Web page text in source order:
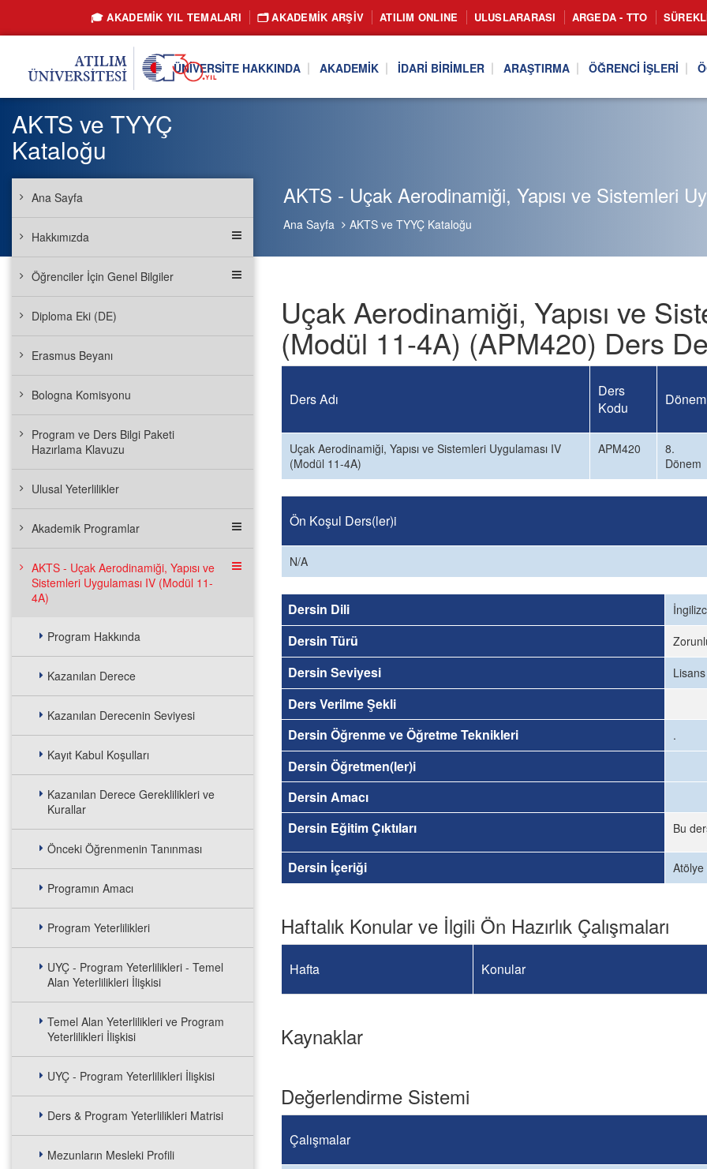
🎓 AKADEMİK YIL TEMALARI 🗂️ AKADEMIK ARŞIV ATILIM ONLINE ULUSLARARASI ARGEDA - TTO
ÜNIVERSITE HAKKINDA AKADEMIK İDARI BIRIMLER ARAŞTIRMA ÖĞRENCI İŞLERI
AKTS - Uçak Aerodinamiği, Yapısı ve Sistemleri
Ana Sayfa AKTS ve TYYÇ Kataloğu
AKTS ve TYYÇ
Kataloğu
Ana Sayfa
Hakkımızda
Öğrenciler İçin Genel Bilgiler
Diploma Eki (DE)
Erasmus Beyanı
Bologna Komisyonu
Program ve Ders Bilgi Paketi
Hazırlama Klavuzu
Ulusal Yeterlilikler
Akademik Programlar
AKTS - Uçak Aerodinamiği, Yapısı ve
Sistemleri Uygulaması IV (Modül 11-
4A)
Program Hakkında
Kazanılan Derece
Kazanılan Derecenin Seviyesi
Kayıt Kabul Koşulları
Kazanılan Derece Gereklilikleri ve
Kurallar
Önceki Öğrenmenin Tanınması
Programın Amacı
Program Yeterlilikleri
UYÇ - Program Yeterlilikleri - Temel
Alan Yeterlilikleri İlişkisi
Temel Alan Yeterlilikleri ve Program
Yeterlilikleri İlişkisi
UYÇ - Program Yeterlilikleri İlişkisi
Ders & Program Yeterlilikleri Matrisi
Mezunların Mesleki Profili
Uçak Aerodinamiği, Yapısı ve
(Modül 11-4A) (APM420) Ders
Ders Adı
Ders
Kodu
Uçak Aerodinamiği, Yapısı ve Sistemleri Uygulaması IV
(Modül 11-4A)
APM420
8.
Dönem
Ön Koşul Ders(ler)i
N/A
Dersin Dili
Dersin Türü
Dersin Seviyesi Lisans
Ders Verilme Şekli
Dersin Öğrenme ve Öğretme Teknikleri
.
Dersin Öğretmen(ler)i
Dersin Amacı
Dersin Eğitim Çıktıları
Bu
Dersin İçeriği Atölye
Haftalık Konular ve İlgili Ön Hazırlık Çalışmaları
Hafta Konular
Kaynaklar
Değerlendirme Sistemi
Çalışmalar